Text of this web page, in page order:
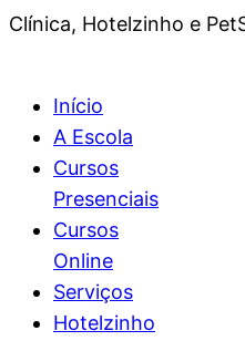
Clínica, Hotelzinho e
Início
A Escola
Cursos
Presenciais
Cursos
Online
Serviços
Hotelzinho